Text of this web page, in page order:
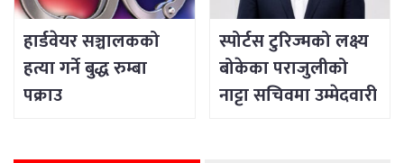
हार्डवेयर सञ्चालकको
हत्या गर्ने बुद्ध रुम्बा
पक्राउ
स्पोर्टस टुरिज्मको लक्ष्य
बोकेका पराजुलीको
नाट्टा सचिवमा उम्मेदवारी